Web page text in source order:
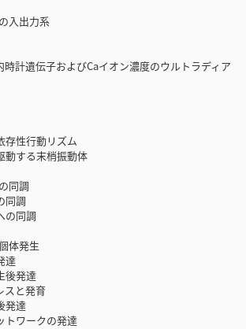
入出力系
遺伝子およびCaイオン濃度のウルトラディア
性行動リズム
する末梢振動体
同調
調
同調
体発生
達
発達
と発育
達
ワークの発達